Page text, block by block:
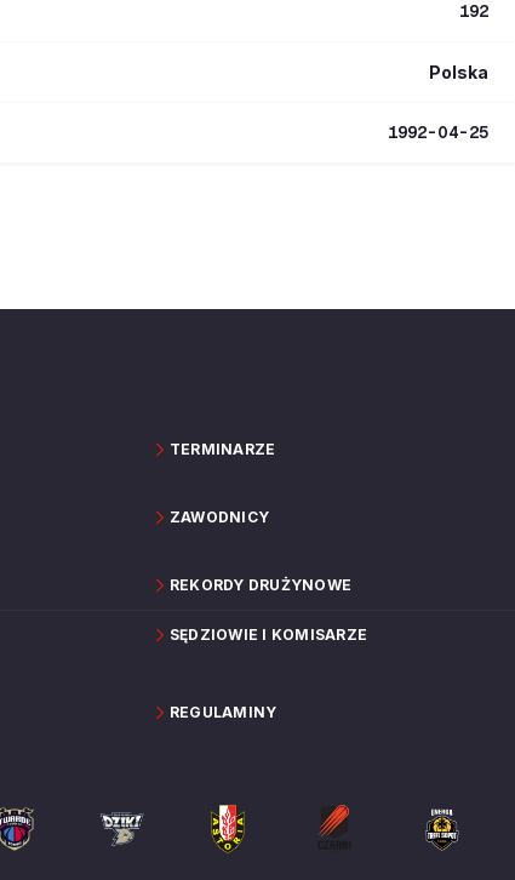
192
Polska
1992-04-25
TERMINARZE
ZAWODNICY
REKORDY DRUŻYNOWE
SĘDZIOWIE I KOMISARZE
REGULAMINY